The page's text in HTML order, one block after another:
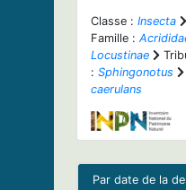
Classe : Insecta
Famille :
Locustinae
: Sphingonotus
caerulans
Par date de la